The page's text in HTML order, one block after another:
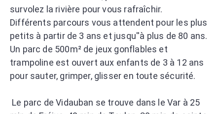
survolez la rivière pour vous rafraîchir.
Différents parcours vous attendent pour les plus
petits à partir de 3 ans et jusqu''à plus de 80 ans.
Un parc de 500m² de jeux gonflables et
trampoline est ouvert aux enfants de 3 à 12 ans
pour sauter, grimper, glisser en toute sécurité.
Le parc de Vidauban se trouve dans le Var à 25